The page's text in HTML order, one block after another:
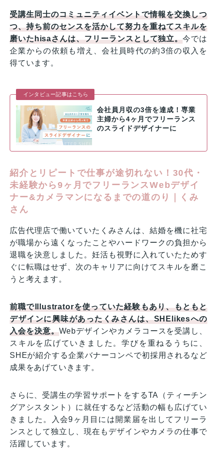
受講生同士のコミュニティイベントで情報を交換しつ
つ、持ち前のセンスを活かして努力を重ねてスキルを
磨いたhisaさんは、フリーランスとして独立。今では
企業からの依頼も増え、会社員時代の約3倍の収入を
得ています。
インタビュー記事はこちら
会社員月収の3倍を達成！専業
主婦から4ヶ月でフリーランス
のスライドデザイナーに
紹介とリピートで仕事が途切れない！30代・
未経験から9ヶ月でフリーランスWebデザイ
ナー&カメラマンになるまでの道のり｜くみ
さん
広告代理店で働いていたくみさんは、結婚を機に社宅
が職場から遠くなったことやハードワークの負担から
退職を決意しました。妊活も視野に入れていたためす
ぐに転職はせず、次のキャリアに向けてスキルを磨こ
うと考えます。
前職でIllustratorを使っていた経験もあり、もともと
デザインに興味があったくみさんは、SHElikesへの
入会を決意。Webデザインやカメラコースを受講し、
スキルを広げていきました。学びを重ねるうちに、
SHEが紹介する企業バナーコンペで初採用されるなど
成果をあげていきます。
さらに、受講生の学習サポートをするTA（ティーチン
グアシスタント）に就任するなど活動の幅も広げてい
きました。入会9ヶ月目には開業届を出してフリーラ
ンスとして独立し、現在もデザインやカメラの仕事で
活躍しています。